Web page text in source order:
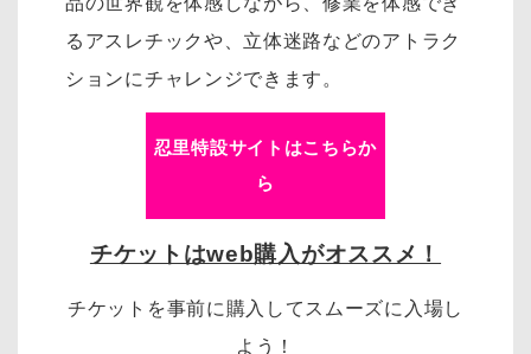
るアスレチックや、立体迷路などのアトラク
ションにチャレンジできます。
忍里特設サイトはこちらか
ら
チケットはweb購入がオススメ！
チケットを事前に購入してスムーズに入場し
よう！